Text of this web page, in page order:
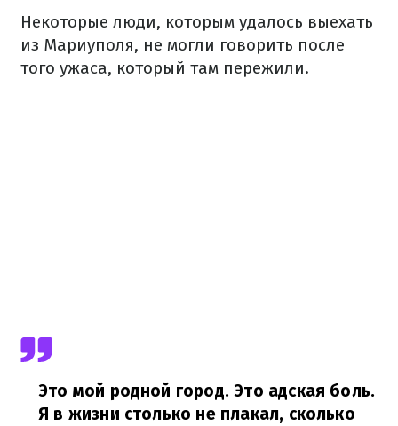
Некоторые люди, которым удалось выехать
из Мариуполя, не могли говорить после
того ужаса, который там пережили.
Это мой родной город. Это адская боль.
Я в жизни столько не плакал, сколько